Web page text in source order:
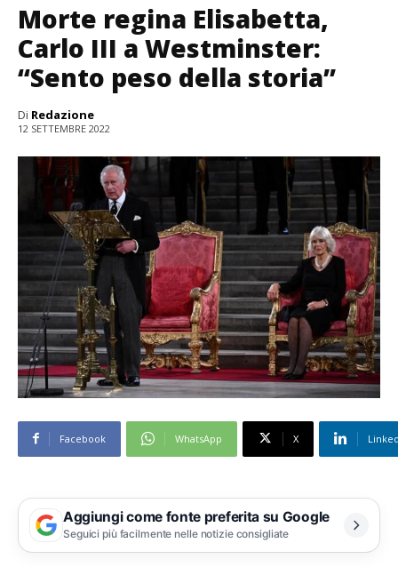
Morte regina Elisabetta,
Carlo III a Westminster:
“Sento peso della storia”
Di Redazione
12 SETTEMBRE 2022
Facebook WhatsApp X
Aggiungi come fonte preferita su Google
Seguici più facilmente nelle notizie consigliate